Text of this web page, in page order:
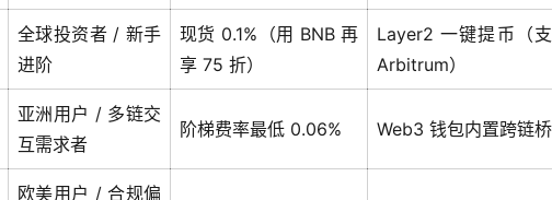
全球投资者 / 新手
进阶
现货 0.1%（用 BNB 再
享 75 折）
Layer2 一键提币（
Arbitrum）
亚洲用户 / 多链交
互需求者
阶梯费率最低 0.06% Web3 钱包内置跨链桥
欧美用户 / 合规偏